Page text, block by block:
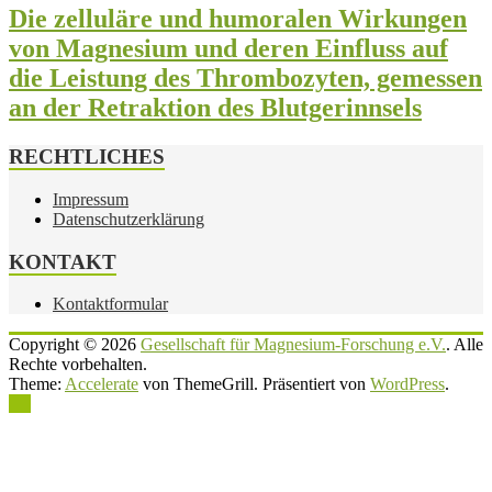
Die zelluläre und humoralen Wirkungen
von Magnesium und deren Einfluss auf
die Leistung des Thrombozyten, gemessen
an der Retraktion des Blutgerinnsels
RECHTLICHES
Impressum
Datenschutzerklärung
KONTAKT
Kontaktformular
Copyright © 2026 Gesellschaft für Magnesium-Forschung e.V.. Alle
Rechte vorbehalten.
Theme: Accelerate von ThemeGrill. Präsentiert von WordPress.